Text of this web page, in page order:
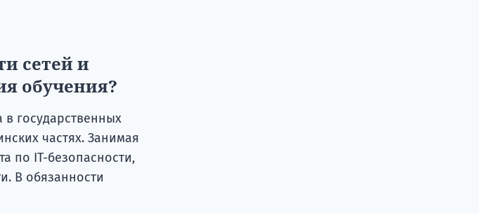
сетей и
обучения?
государственных
частях. Занимая
по ІТ-безопасности,
В обязанности